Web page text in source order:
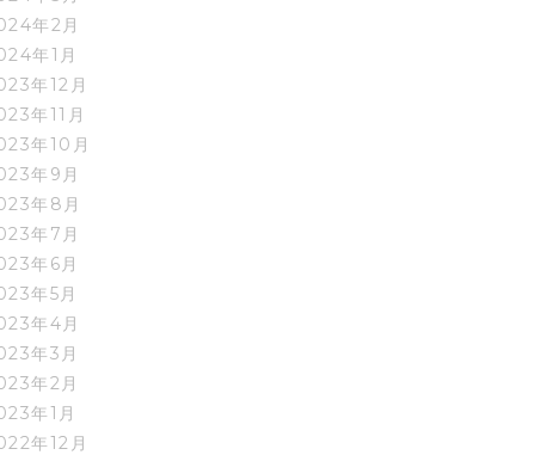
年2月
年1月
年12月
年11月
年10月
年9月
年8月
年7月
年6月
年5月
年4月
年3月
年2月
年1月
年12月